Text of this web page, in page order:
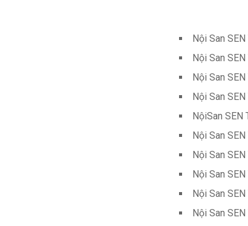
Nội San
Nội San
Nội San
Nội San
NộiSan SEN
Nội San
Nội San
Nội San
Nội San
Nội San